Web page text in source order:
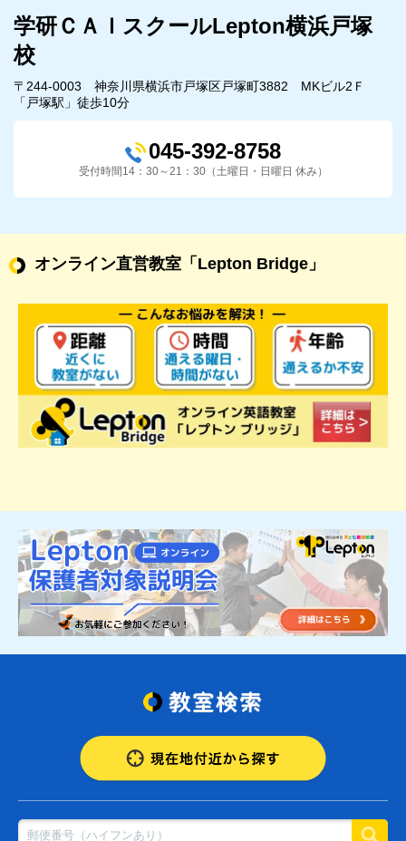
学研ＣＡＩスクールLepton横浜戸塚
校
〒244-0003 神奈川県横浜市戸塚区戸塚町3882 MKビル2Ｆ
「戸塚駅」徒歩10分
045-392-8758
受付時間14：30～21：30（土曜日・日曜日 休み）
オンライン直営教室 「Lepton Bridge」